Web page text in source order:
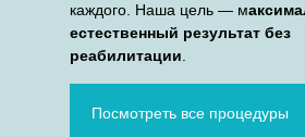
каждого. Наша цель — м
естественный результат без
реабилитации
Посмотреть все процедуры